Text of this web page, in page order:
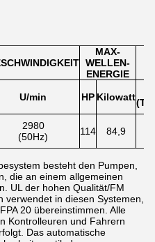
MAX-
WELLEN-
ENERGIE
U/min HP Kilowatt
2980
(50Hz)
114 84,9
besteht den Pumpen,
die an einem allgemeinen
UL der hohen Qualität/FM
in diesen Systemen,
20 übereinstimmen. Alle
Kontrolleuren und Fahrern
Das automatische